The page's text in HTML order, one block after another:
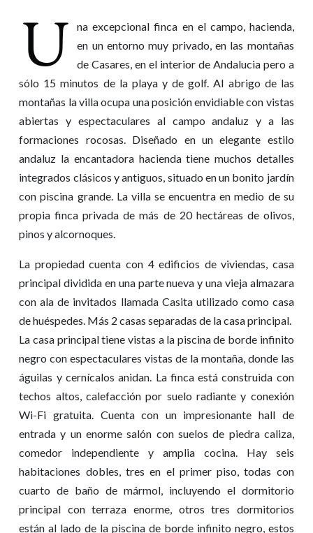
U
na excepcional finca en el campo, hacienda,
en un entorno muy privado, en las montañas
de Casares, en el interior de Andalucia pero a
sólo 15 minutos de la playa y de golf. Al abrigo de las
montañas la villa ocupa una posición envidiable con vistas
abiertas y espectaculares al campo andaluz y a las
formaciones rocosas. Diseñado en un elegante estilo
andaluz la encantadora hacienda tiene muchos detalles
integrados clásicos y antiguos, situado en un bonito jardín
con piscina grande. La villa se encuentra en medio de su
propia finca privada de más de 20 hectáreas de olivos,
pinos y alcornoques.
La propiedad cuenta con 4 edificios de viviendas, casa
principal dividida en una parte nueva y una vieja almazara
con ala de invitados llamada Casita utilizado como casa
de huéspedes. Más 2 casas separadas de la casa principal.
La casa principal tiene vistas a la piscina de borde infinito
negro con espectaculares vistas de la montaña, donde las
águilas y cernícalos anidan. La finca está construida con
techos altos, calefacción por suelo radiante y conexión
Wi-Fi gratuita. Cuenta con un impresionante hall de
entrada y un enorme salón con suelos de piedra caliza,
comedor independiente y amplia cocina. Hay seis
habitaciones dobles, tres en el primer piso, todas con
cuarto de baño de mármol, incluyendo el dormitorio
principal con terraza enorme, otros tres dormitorios
están al lado de la piscina de borde infinito negro, estos